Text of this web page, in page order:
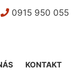
0915 950 055
KONTAKT